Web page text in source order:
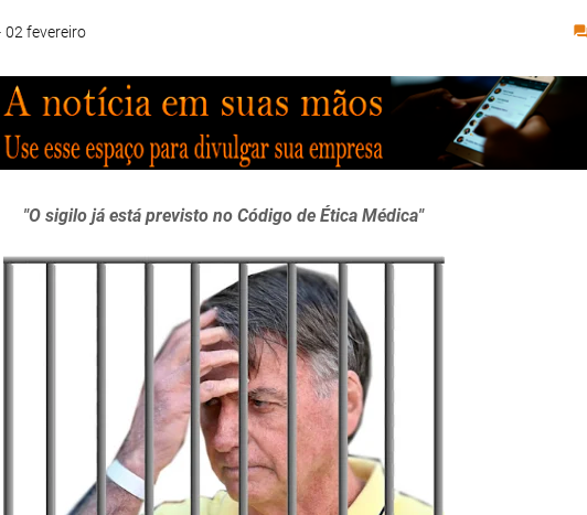
02 fevereiro
"O sigilo já está previsto no Código de Ética Médica"